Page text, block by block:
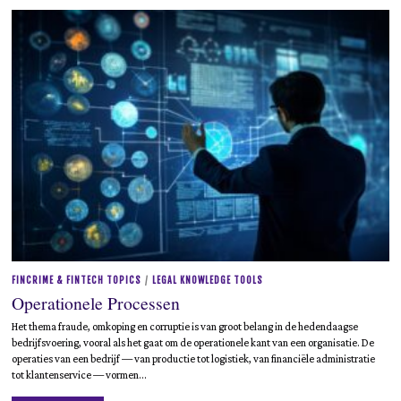
i
2
1
,
2
0
2
5
FINCRIME & FINTECH TOPICS / LEGAL KNOWLEDGE TOOLS
Operationele Processen
Het thema fraude, omkoping en corruptie is van groot belang in de hedendaagse
bedrijfsvoering, vooral als het gaat om de operationele kant van een organisatie. De
operaties van een bedrijf — van productie tot logistiek, van financiële administratie
tot klantenservice — vormen…